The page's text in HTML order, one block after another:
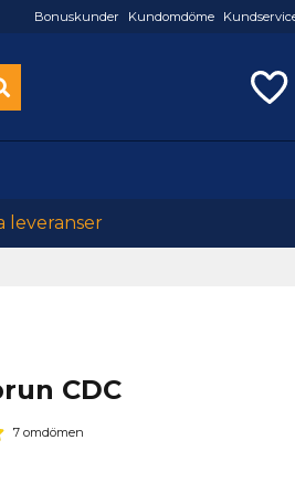
Bonuskunder Kundomdöme
leveranser
CDC
7 omdömen